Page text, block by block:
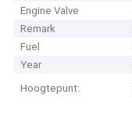
Engine Valve
Remark
Fuel
Year
Hoogtepunt: